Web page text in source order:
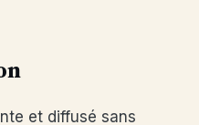
et diffusé sans